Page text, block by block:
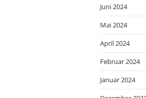
Juni 2024
Mai 2024
April 2024
Februar 2024
Januar 2024